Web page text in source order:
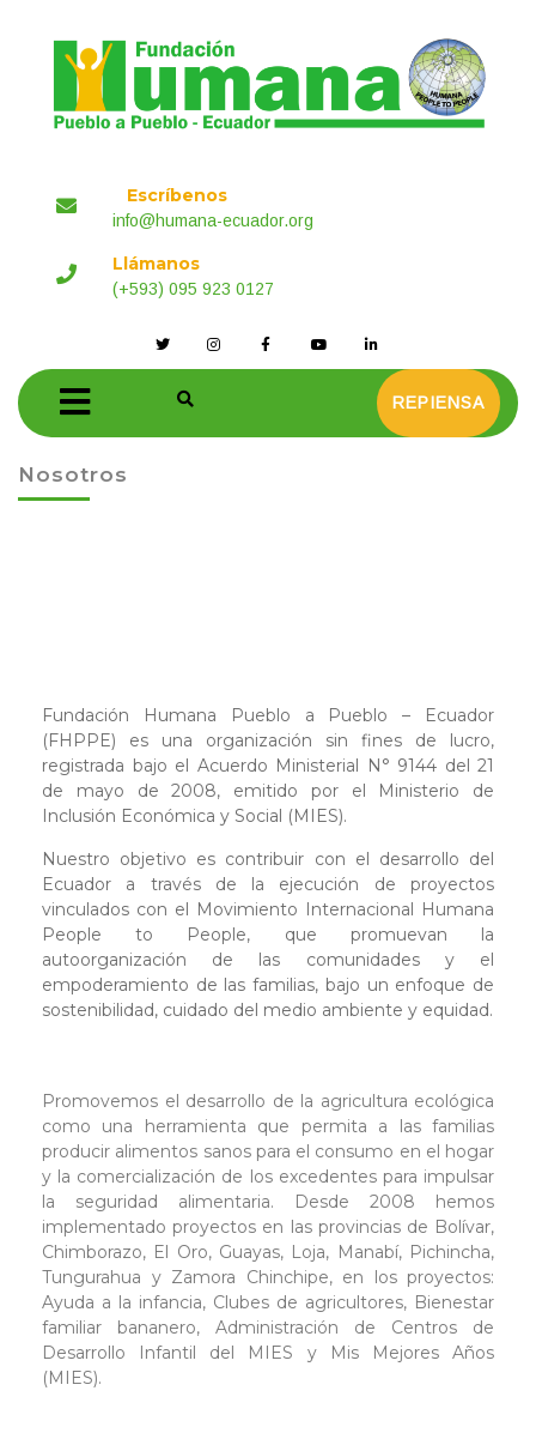
Escríbenos
info@humana-ecuador.org
Llámanos
(+593) 095 923 0127
REPIENSA
Nosotros
Fundación Humana Pueblo a Pueblo – Ecuador
(FHPPE) es una organización sin fines de lucro,
registrada bajo el Acuerdo Ministerial N° 9144 del 21
de mayo de 2008, emitido por el Ministerio de
Inclusión Económica y Social (MIES).
Nuestro objetivo es contribuir con el desarrollo del
Ecuador a través de la ejecución de proyectos
vinculados con el Movimiento Internacional Humana
People to People, que promuevan la
autoorganización de las comunidades y el
empoderamiento de las familias, bajo un enfoque de
sostenibilidad, cuidado del medio ambiente y equidad.
Promovemos el desarrollo de la agricultura ecológica
como una herramienta que permita a las familias
producir alimentos sanos para el consumo en el hogar
y la comercialización de los excedentes para impulsar
la seguridad alimentaria. Desde 2008 hemos
implementado proyectos en las provincias de Bolívar,
Chimborazo, El Oro, Guayas, Loja, Manabí, Pichincha,
Tungurahua y Zamora Chinchipe, en los proyectos:
Ayuda a la infancia, Clubes de agricultores, Bienestar
familiar bananero, Administración de Centros de
Desarrollo Infantil del MIES y Mis Mejores Años
(MIES).